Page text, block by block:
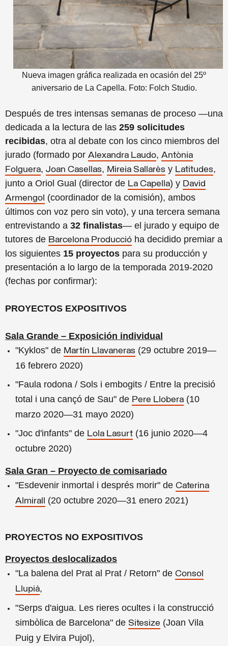
Nueva imagen gráfica realizada en ocasión del 25º
aniversario de La Capella. Foto: Folch Studio.
Después de tres intensas semanas de proceso —una
dedicada a la lectura de las 259 solicitudes
recibidas, otra al debate con los cinco miembros del
jurado (formado por Alexandra Laudo, Antònia
Folguera, Joan Casellas, Mireia Sallarès y Latitudes,
junto a Oriol Gual (director de La Capella) y David
Armengol (coordinador de la comisión), ambos
últimos con voz pero sin voto), y una tercera semana
entrevistando a 32 finalistas— el jurado y equipo de
tutores de Barcelona Producció ha decidido premiar a
los siguientes 15 proyectos para su producción y
presentación a lo largo de la temporada 2019-2020
(fechas por confirmar):
PROYECTOS EXPOSITIVOS
Sala Grande – Exposición individual
"Kyklos" de Martín Llavaneras (29 octubre 2019—
16 febrero 2020)
"Faula rodona / Sols i embogits / Entre la precisió
total i una cançó de Sau" de Pere Llobera (10
marzo 2020—31 mayo 2020)
"Joc d'infants" de Lola Lasurt (16 junio 2020—4
octubre 2020)
Sala Gran – Proyecto de comisariado
"Esdevenir inmortal i després morir" de Caterina
Almirall (20 octubre 2020—31 enero 2021)
PROYECTOS NO EXPOSITIVOS
Proyectos deslocalizados
"La balena del Prat al Prat / Retorn" de Consol
Llupià,
"Serps d'aigua. Les rieres ocultes i la construcció
simbòlica de Barcelona" de Sitesize (Joan Vila
Puig y Elvira Pujol),